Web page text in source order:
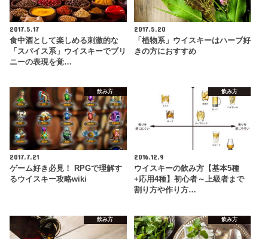
2017.5.17
食中酒として楽しめる刺激的な
「スパイス系」ウイスキーでブリ
ニーの表現を覚…
2017.5.20
「植物系」ウイスキーはハーブ好
きの方におすすめ
飲み方
2017.7.21
ゲーム好き必見！ RPGで理解す
るウイスキー攻略wiki
飲み方
2016.12.9
ウイスキーの飲み方【基本5種
+応用4種】初心者～上級者まで
割り方や作り方…
飲み方 飲み方